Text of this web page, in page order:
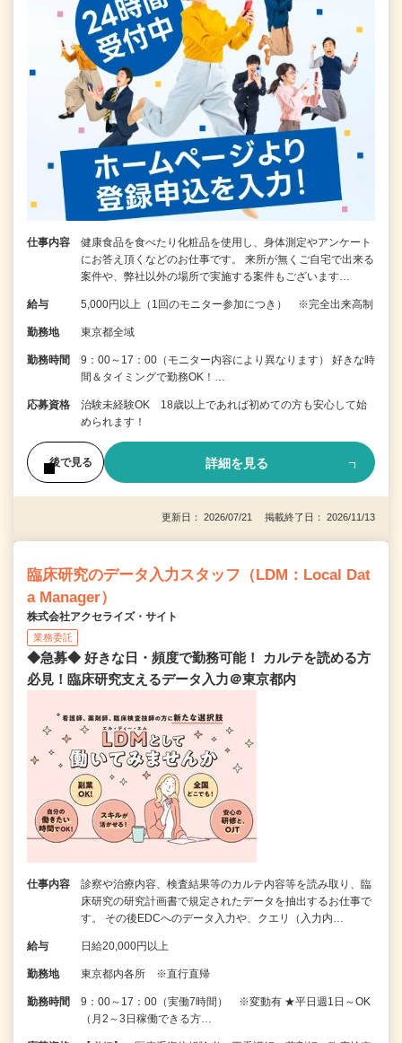
仕事内容
健康食品を食べたり化粧品を使用し、身体測定やアンケート
にお答え頂くなどのお仕事です。 来所が無くご自宅で出来る
案件や、弊社以外の場所で実施する案件もございます…
給与 5,000円以上（1回のモニター参加につき） ※完全出来高制
勤務地 東京都全域
勤務時間
9：00～17：00（モニター内容により異なります） 好きな時
間＆タイミングで勤務OK！…
応募資格
治験未経験OK 18歳以上であれば初めての方も安心して始
められます！
後で見る 詳細を見る
更新日： 2026/07/21 掲載終了日： 2026/11/13
臨床研究のデータ入力スタッフ（LDM：Local Dat
a Manager）
株式会社アクセライズ・サイト
業務委託
◆急募◆ 好きな日・頻度で勤務可能！ カルテを読める方
必見！臨床研究支えるデータ入力＠東京都内
仕事内容
診察や治療内容、検査結果等のカルテ内容等を読み取り、臨
床研究の研究計画書で規定されたデータを抽出するお仕事で
す。 その後EDCへのデータ入力や、クエリ（入力内…
給与 日給20,000円以上
勤務地 東京都内各所 ※直行直帰
勤務時間
9：00～17：00（実働7時間） ※変動有 ★平日週1日～OK
（月2～3日稼働できる方…